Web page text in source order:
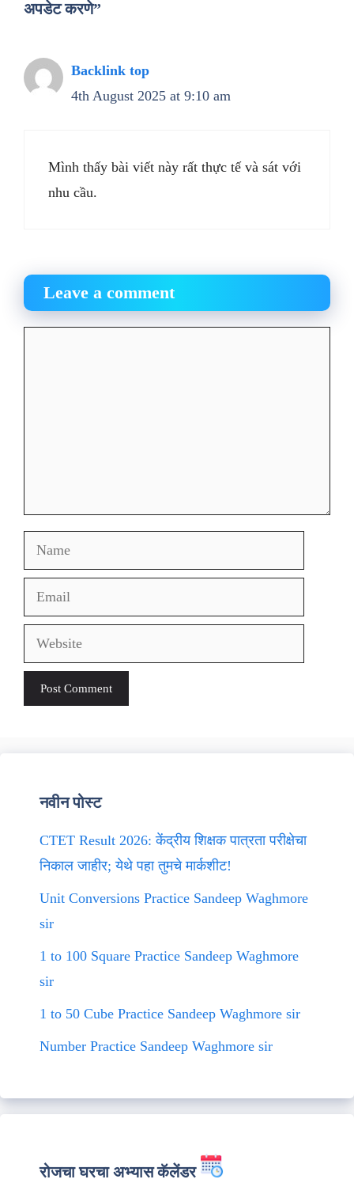
अपडेट करणे”
Backlink top
4th August 2025 at 9:10 am
Mình thấy bài viết này rất thực tế và sát với
nhu cầu.
Leave a comment
Name
Email
Website
नवीन पोस्ट
CTET Result 2026: केंद्रीय शिक्षक पात्रता परीक्षेचा
निकाल जाहीर; येथे पहा तुमचे मार्कशीट!
Unit Conversions Practice Sandeep Waghmore
sir
1 to 100 Square Practice Sandeep Waghmore
sir
1 to 50 Cube Practice Sandeep Waghmore sir
Number Practice Sandeep Waghmore sir
रोजचा घरचा अभ्यास कॅलेंडर